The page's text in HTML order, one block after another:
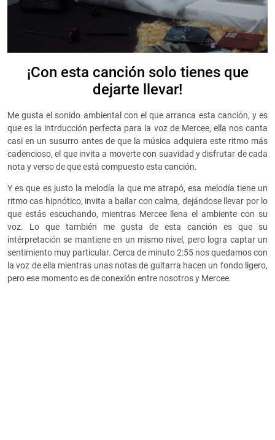
¡Con esta canción solo tienes que
dejarte llevar!
Me gusta el sonido ambiental con el que arranca esta canción, y es
que es la intrducción perfecta para la voz de Mercee, ella nos canta
casi en un susurro antes de que la música adquiera este ritmo más
cadencioso, el que invita a moverte con suavidad y disfrutar de cada
nota y verso de que está compuesto esta canción.
Y es que es justo la melodía la que me atrapó, esa melodía tiene un
ritmo cas hipnótico, invita a bailar con calma, dejándose llevar por lo
que estás escuchando, mientras Mercee llena el ambiente con su
voz. Lo que también me gusta de esta canción es que su
intérpretación se mantiene en un mismo nivel, pero logra captar un
sentimiento muy particular. Cerca de minuto 2:55 nos quedamos con
la voz de ella mientras unas notas de guitarra hacen un fondo ligero,
pero ese momento es de conexión entre nosotros y Mercee.